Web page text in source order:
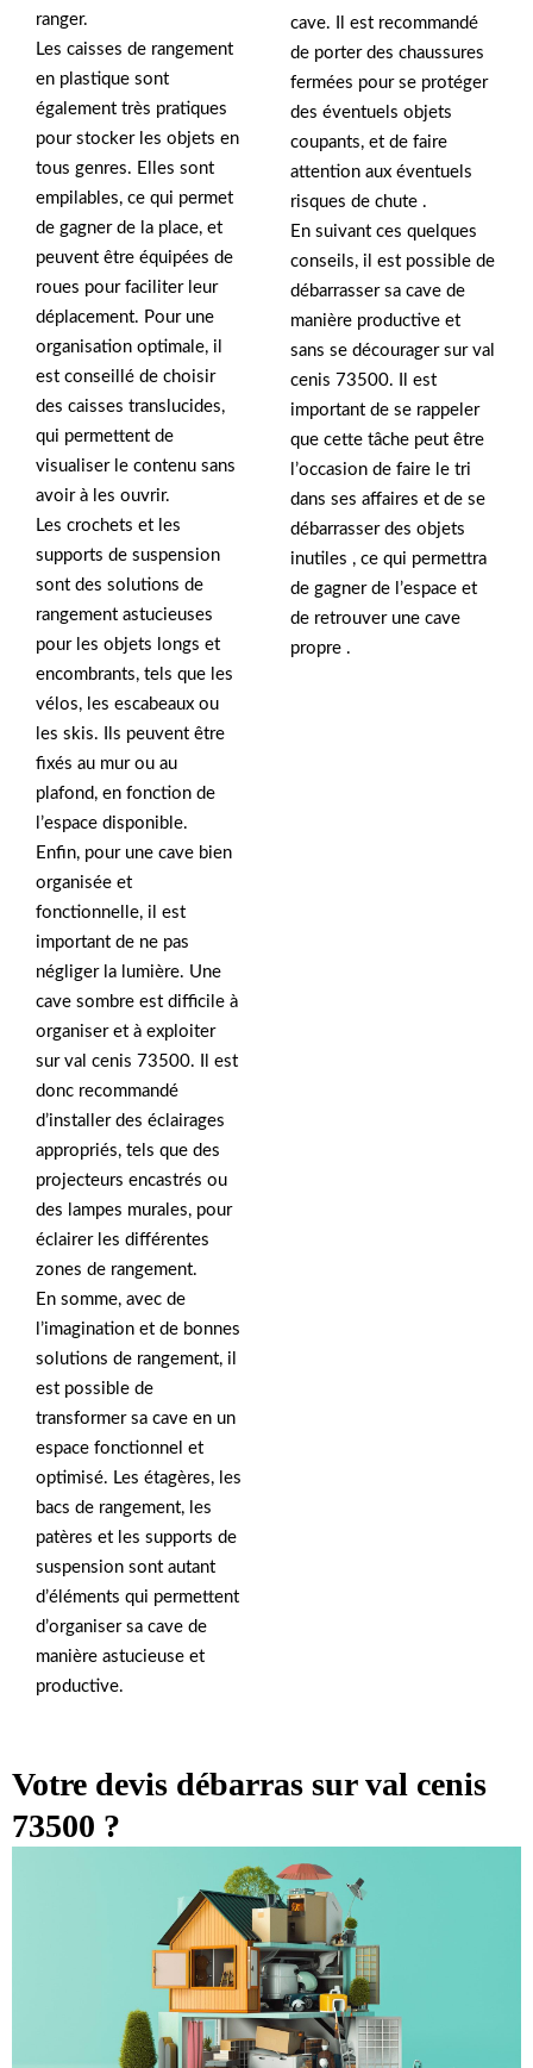
ranger.
Les caisses de rangement
en plastique sont
également très pratiques
pour stocker les objets en
tous genres. Elles sont
empilables, ce qui permet
de gagner de la place, et
peuvent être équipées de
roues pour faciliter leur
déplacement. Pour une
organisation optimale, il
est conseillé de choisir
des caisses translucides,
qui permettent de
visualiser le contenu sans
avoir à les ouvrir.
Les crochets et les
supports de suspension
sont des solutions de
rangement astucieuses
pour les objets longs et
encombrants, tels que les
vélos, les escabeaux ou
les skis. Ils peuvent être
fixés au mur ou au
plafond, en fonction de
l’espace disponible.
Enfin, pour une cave bien
organisée et
fonctionnelle, il est
important de ne pas
négliger la lumière. Une
cave sombre est difficile à
organiser et à exploiter
sur val cenis 73500. Il est
donc recommandé
d’installer des éclairages
appropriés, tels que des
projecteurs encastrés ou
des lampes murales, pour
éclairer les différentes
zones de rangement.
En somme, avec de
l’imagination et de bonnes
solutions de rangement, il
est possible de
transformer sa cave en un
espace fonctionnel et
optimisé. Les étagères, les
bacs de rangement, les
patères et les supports de
suspension sont autant
d’éléments qui permettent
d’organiser sa cave de
manière astucieuse et
productive.
cave. Il est recommandé
de porter des chaussures
fermées pour se protéger
des éventuels objets
coupants, et de faire
attention aux éventuels
risques de chute .
En suivant ces quelques
conseils, il est possible de
débarrasser sa cave de
manière productive et
sans se décourager sur val
cenis 73500. Il est
important de se rappeler
que cette tâche peut être
l’occasion de faire le tri
dans ses affaires et de se
débarrasser des objets
inutiles , ce qui permettra
de gagner de l’espace et
de retrouver une cave
propre .
Votre devis débarras sur val cenis
73500 ?